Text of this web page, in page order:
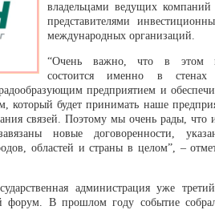
владельцами ведущих компаний
представителями
международных организаций.
“Очень важно, что в этом
состоится именно в стенах
предприятием и
который будет принимать наше
связей. Поэтому мы очень рады, что
новые договоренности,
областей и страны в целом”, –
администрация уже
форум. В прошлом году событие